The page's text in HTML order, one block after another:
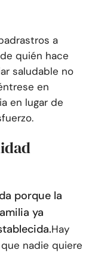
a
quién hace
saludable no
en
en lugar de
porque la
ya
Hay
nadie quiere